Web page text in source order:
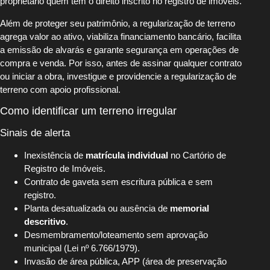
Além de proteger seu patrimônio, a regularização de terreno
agrega valor ao ativo, viabiliza financiamento bancário, facilita
a emissão de alvarás e garante segurança em operações de
compra e venda. Por isso, antes de assinar qualquer contrato
ou iniciar a obra, investigue e providencie a regularização de
terreno com apoio profissional.
Como identificar um terreno irregular
Sinais de alerta
Inexistência de matrícula individual no Cartório de
Registro de Imóveis.
Contrato de gaveta sem escritura pública e sem
registro.
Planta desatualizada ou ausência de memorial
descritivo.
Desmembramento/loteamento sem aprovação
municipal (Lei nº 6.766/1979).
Invasão de área pública, APP (área de preservação